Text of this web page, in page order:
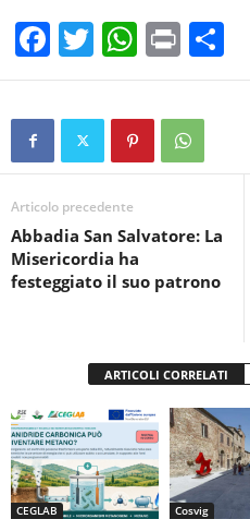
F
a
c
b
o
o
k
T
wi
tt
W
h
at
s
A
p
Pr
in
t
o
vi
Articolo precedente
Abbadia San Salvatore: La
Misericordia ha
festeggiato il suo patrono
ARTICOLI CORRELATI
CEGLAB Cosvig